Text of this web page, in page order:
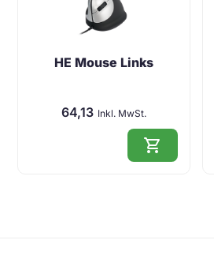
HE Mouse Links
64,13 Inkl. MwSt.
shopping_cart